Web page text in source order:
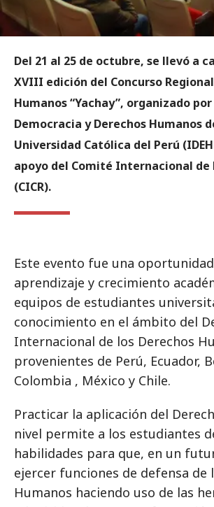
Del 21 al 25 de octubre, se llevó a
XVIII edición del Concurso
Humanos “Yachay”, organizado
Democracia y Derechos Humanos
Universidad Católica del Perú
apoyo del Comité Internacional de
(CICR).
Este evento fue una
aprendizaje y crecimiento
equipos de estudiantes
conocimiento en el ámbito del
Internacional de los Derechos
provenientes de Perú, Ecuador,
Colombia , México y Chile.
Practicar la aplicación del
nivel permite a los estudiantes
habilidades para que, en un
ejercer funciones de defensa de
Humanos haciendo uso de las